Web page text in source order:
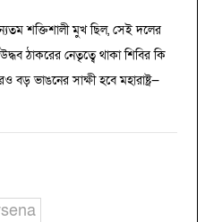
শক্তিশালী মুখ ছিল, সেই দলের
ঠাকরের নেতৃত্বে থাকা শিবির কি
বড় ভাঙনের সাক্ষী হবে মহারাষ্ট্র—